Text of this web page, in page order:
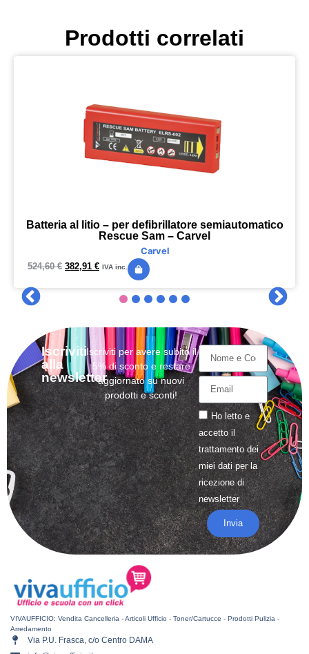
Prodotti correlati
Batteria al litio – per defibrillatore semiautomatico
Rescue Sam – Carvel
Carvel
524,60€ 382,91 € IVA inc.
Iscriviti
alla
newsletter
Iscriviti per avere subito il
5% di sconto e restare
aggiornato su nuovi
prodotti e sconti!
Ho letto e
accetto il
trattamentodei
miei dati per la
ricezione di
newsletter
Invia
VIVAUFFICIO: Vendita Cancelleria - Articoli Ufficio - Toner/Cartucce - Prodotti Pulizia -
Arredamento
Via P.U. Frasca, c/o Centro DAMA